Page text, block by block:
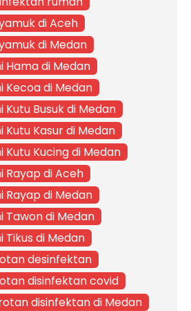
di Aceh
di Medan
Hama di Medan
Kecoa di Medan
Busuk di Medan
Kutu Kasur di Medan
Kutu Kucing di Medan
Rayap di Aceh
Rayap di Medan
Tawon di Medan
Tikus di Medan
desinfektan
disinfektan covid
disinfektan di Medan